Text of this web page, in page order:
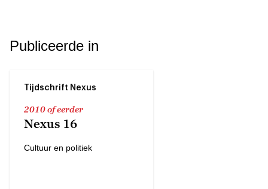
Publiceerde in
Tijdschrift Nexus
2010 of eerder
Nexus 16
Cultuur en politiek